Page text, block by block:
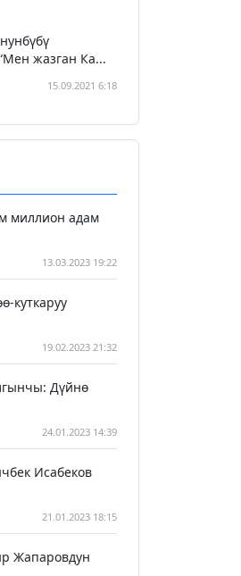
жазган Ка...
15.09.2021 6:18
миллион адам
13.03.2023 19:22
куткаруу
19.02.2023 21:32
Дүйнө
24.01.2023 14:39
Исабеков
21.01.2023 18:15
Жапаровдун